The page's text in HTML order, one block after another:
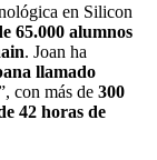
en Silicon
65.000 alumnos
. Joan ha
llamado
con más de 300
42 horas de